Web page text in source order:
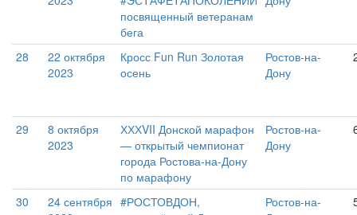
посвященный ветеранам
бега
28
22 октября
2023
Кросс Fun Run Золотая
осень
Ростов-на-
Дону
29
8 октября
2023
ХХХVII Донской марафон
— открытый чемпионат
города Ростова-на-Дону
по марафону
Ростов-на-
Дону
30
24 сентября #РОСТОВДОН,
Ростов-на-